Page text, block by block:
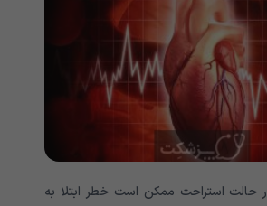
حالت استراحت ممکن است خطر ابتلا به